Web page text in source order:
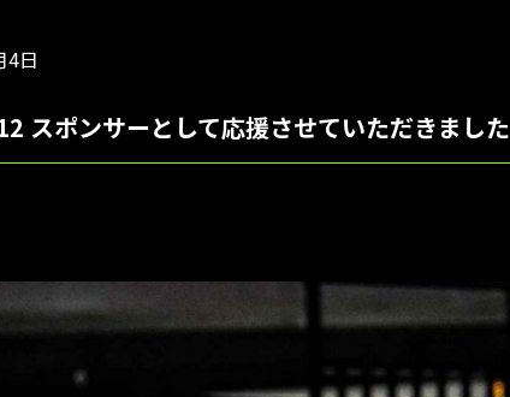
4日
スポンサーとして応援させていただきました